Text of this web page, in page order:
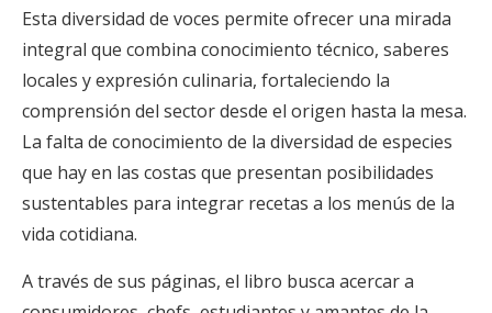
Esta diversidad de voces permite ofrecer una mirada
integral que combina conocimiento técnico, saberes
locales y expresión culinaria, fortaleciendo la
comprensión del sector desde el origen hasta la mesa.
La falta de conocimiento de la diversidad de especies
que hay en las costas que presentan posibilidades
sustentables para integrar recetas a los menús de la
vida cotidiana.
A través de sus páginas, el libro busca acercar a